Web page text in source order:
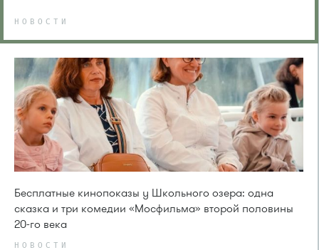
НОВОСТИ
Бесплатные кинопоказы у Школьного озера: одна
сказка и три комедии «Мосфильма» второй половины
20-го века
НОВОСТИ